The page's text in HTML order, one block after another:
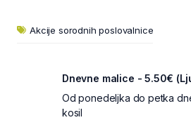
Akcije sorodnih poslovalnice
Dnevne malice - 5.50€
Od ponedeljka do petka
kosil